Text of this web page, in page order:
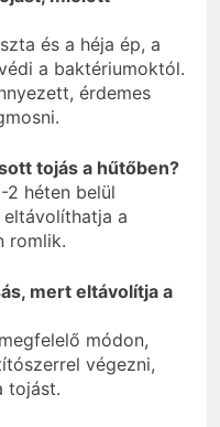
és a héja ép, a
a baktériumoktól.
érdemes
tojás a hűtőben?
2 héten belül
a
romlik.
mert eltávolítja a
módon,
végezni,
tojást.